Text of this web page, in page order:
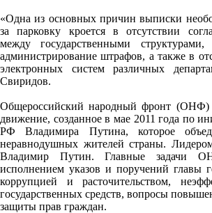
«Одна из основных причин выписки
за парковку кроется в отсутствии
между государственными структурами,
администрирование штрафов, а также в
электронных систем различных
Свиридов.
Общероссийский народный фронт (ОНФ)
движение, созданное в мае 2011 года по
РФ Владимира Путина, которое
неравнодушных жителей страны.
Владимир Путин. Главные задачи
исполнением указов и поручений главы
коррупцией и расточительством,
государственных средств, вопросы
защиты прав граждан.